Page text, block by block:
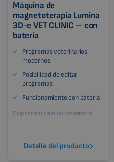
Máquina de
magnetoterapia Lumina
3D-e VET CLINIC – con
batería
Programas veterinarios
modernos
Posibilidad de editar
programas
Funcionamiento con batería
Dispositivo técnico veterinario
Detalle del producto